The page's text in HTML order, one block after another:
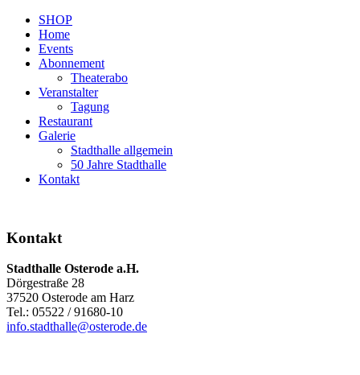
SHOP
Home
Events
Abonnement
Theaterabo
Veranstalter
Tagung
Restaurant
Galerie
Stadthalle allgemein
50 Jahre Stadthalle
Kontakt
Kontakt
Stadthalle Osterode a.H.
Dörgestraße 28
37520 Osterode am Harz
Tel.: 05522 / 91680-10
info.stadthalle@osterode.de